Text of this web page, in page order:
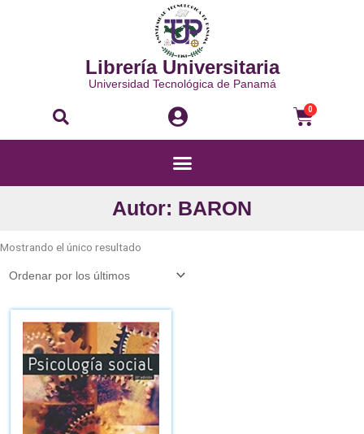
Librería Universitaria
Universidad Tecnológica de Panamá
Buscar 0
Menú
Autor: BARON
Mostrando el único resultado